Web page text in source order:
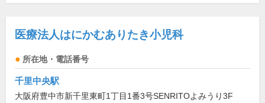
医療法人はにかむありたき小児科
所在地・電話番号
千里中央駅
大阪府豊中市新千里東町1丁目1番3号SENRITOよみうり3F